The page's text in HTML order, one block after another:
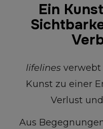
Ein
lifelines verwebt
Kunst zu einer
Verlust
Aus